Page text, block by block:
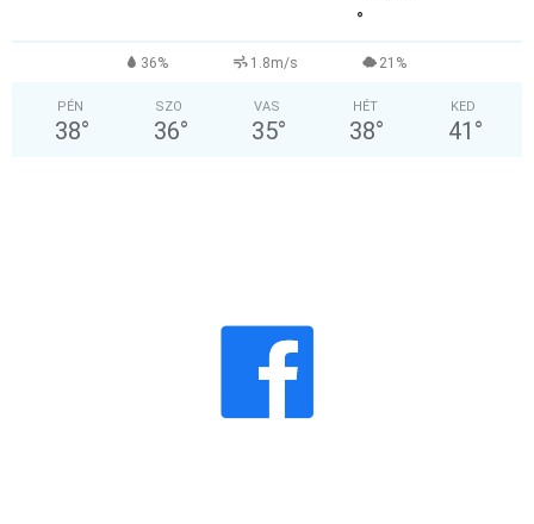
°
36% 1.8m/s 21%
PÉN
38°
SZO
36°
VAS
35°
HÉT
38°
KED
41 °